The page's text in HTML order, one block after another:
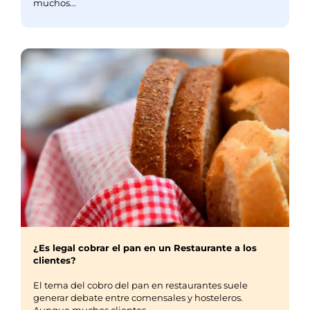
muchos...
¿Es legal cobrar el pan en un Restaurante a los
clientes?
El tema del cobro del pan en restaurantes suele
generar debate entre comensales y hosteleros.